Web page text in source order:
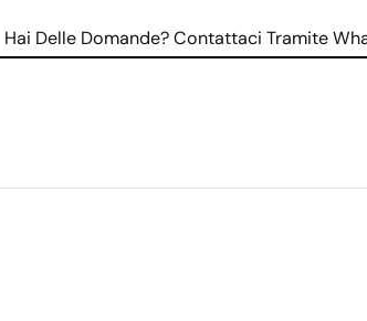
Hai Delle Domande? Contattaci Tramite